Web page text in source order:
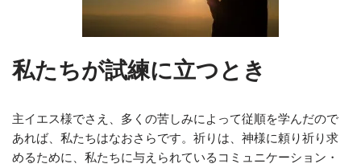
私たちが試練に立つとき
主イエス様でさえ、多くの苦しみによって従順を学んだので
あれば、私たちはなおさらです。祈りは、神様に頼り祈り求
めるために、私たちに与えられているコミュニケーション・